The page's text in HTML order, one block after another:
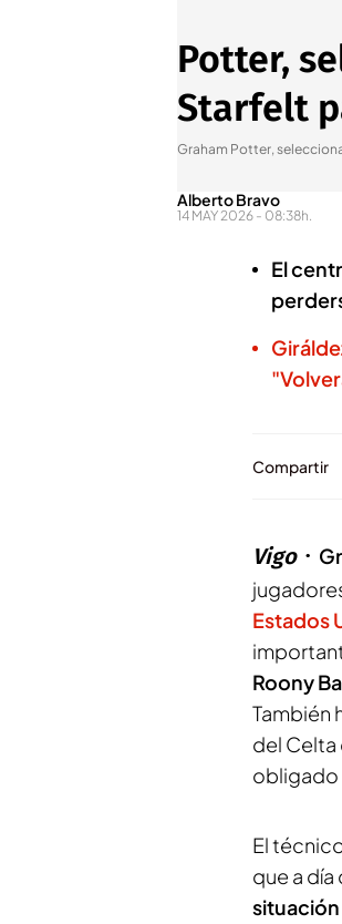
Potter,
Starfelt
Graham Potter,
Alberto Bravo
14 MAY 2026 - 08:38h.
El
Compartir
Vigo
Estados
Roony
También
del Celta
obligado
El
que a
situación